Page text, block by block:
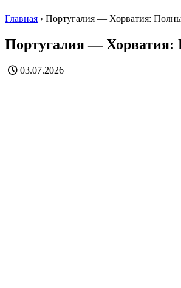
Главная › Португалия — Хорватия:
Португалия —
03.07.2026